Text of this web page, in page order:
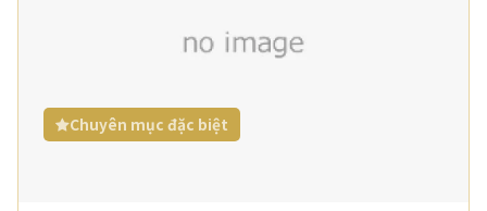
Chuyên mục đặc biệt